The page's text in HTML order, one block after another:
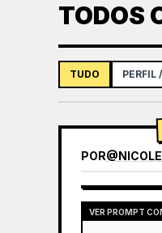
TODOS
TUDO PERFIL
POR@
VER
VER PROMPT